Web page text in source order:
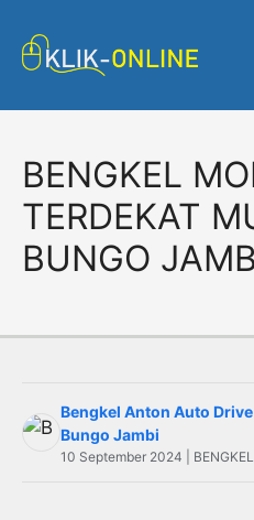
BENGKEL
TERDEKAT
BUNGO
Bengkel Anton Auto
Bungo Jambi
10 September 2024 |